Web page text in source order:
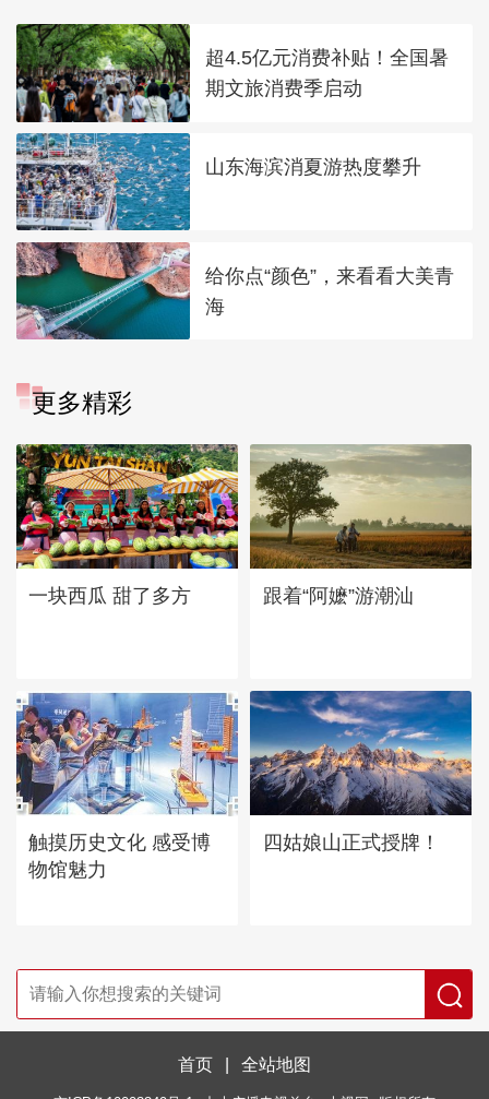
超4.5亿元消费补贴！全国暑
期文旅消费季启动
山东海滨消夏游热度攀升
给你点“颜色”，来看看大美青
海
更多精彩
一块西瓜 甜了多方 跟着“阿嬷”游潮汕
触摸历史文化 感受博
物馆魅力
四姑娘山正式授牌！
首页 全站地图